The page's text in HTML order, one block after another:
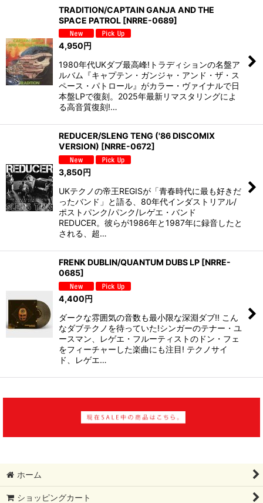
TRADITION/CAPTAIN GANJA AND THE
SPACE PATROL [NRRE-0689]
4,950円
1980年代UKダブ最高峰!トラディションの名盤ア
ルバム『キャプテン・ガンジャ・アンド・ザ・ス
ペース・パトロール』がカラー・ヴァイナルで日
本盤LPで復刻。2025年最新リマスタリングによ
る高音質復刻!…
REDUCER/SLENG TENG ('86 DISCOMIX
VERSION) [NRRE-0672]
3,850円
UKテクノの帝王REGISが「青春時代に最も好きだ
ったバンド」と語る、80年代インダストリアル/
ポストパンク/パンク/レゲエ・バンド
REDUCER。彼らが1986年と1987年に録音したと
される、超…
FRENK DUBLIN/QUANTUM DUBS LP [NRRE-
0685]
4,400円
ダークな雰囲気の音数も最小限な深淵ダブ!! こん
なダブテクノを待っていた!シンガーのテナー・ユ
ースマン、レゲエ・フルーティストのドン・フェ
をフィーチャーした楽曲にも注目! テクノサイ
ド、レゲエ…
ホーム
ショッピングカート